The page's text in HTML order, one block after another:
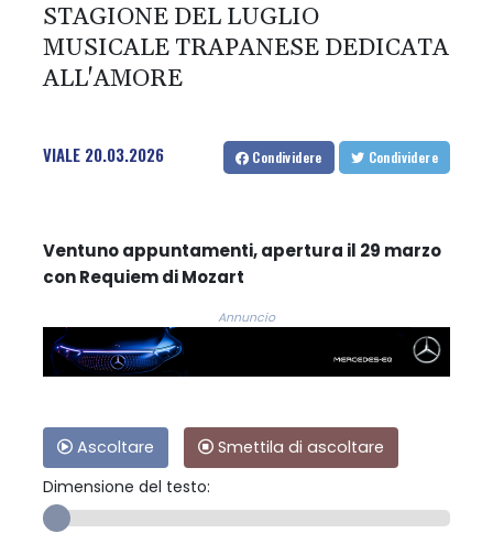
STAGIONE DEL LUGLIO
MUSICALE TRAPANESE DEDICATA
ALL'AMORE
VIALE 20.03.2026 Condividere Condividere
Ventuno appuntamenti, apertura il 29 marzo
con Requiem di Mozart
Annuncio
Ascoltare
Smettila di ascoltare
Dimensione del testo: